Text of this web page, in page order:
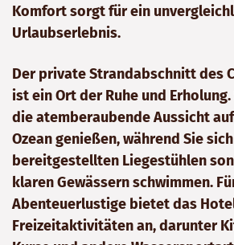
Komfort sorgt für ein
Urlaubserlebnis.
Der private Strandabschnitt des
ist ein Ort der Ruhe und
die atemberaubende Aussicht
Ozean genießen, während Sie
bereitgestellten Liegestühlen
klaren Gewässern schwimmen.
Abenteuerlustige bietet das
Freizeitaktivitäten an, darunter